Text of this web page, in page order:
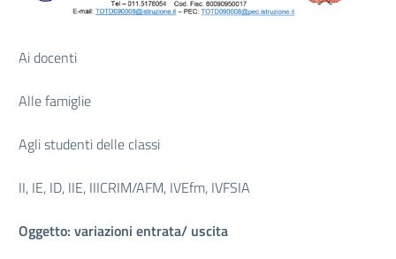
Ai docenti
Alle famiglie
Agli studenti delle classi
II, IE, ID, IIE, IIICRIM/AFM, IVEfm, IVFSIA
Oggetto: variazioni entrata/ uscita